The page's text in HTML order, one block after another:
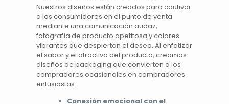
Nuestros diseños están creados para cautivar
a los consumidores en elpunto de venta
mediante una comunicación audaz,
fotografía de producto apetitosa y colores
vibrantes que despiertan el deseo. Al enfatizar
el sabor y el atractivo del producto, creamos
diseños de packaging que convierten a los
compradores ocasionales en compradores
entusiastas.
Conexión emocional con el